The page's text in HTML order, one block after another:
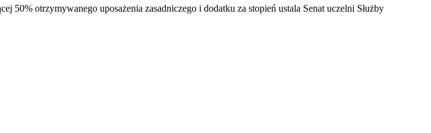
otrzymywanego uposażenia zasadniczego i dodatku za stopień ustala Senat uczelni Służby